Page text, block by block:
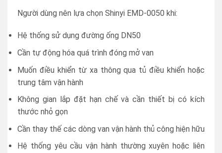
Người dùng nên lựa chọn Shinyi EMD-0050 khi:
Hệ thống sử dụng đường ống DN50
Cần tự động hóa quá trình đóng mở van
Muốn điều khiển từ xa thông qua tủ điều khiển hoặc
trung tâm vận hành
Không gian lắp đặt hạn chế và cần thiết bị có kích
thước nhỏ gọn
Cần thay thế các dòng van vận hành thủ công hiện hữu
Hệ thống yêu cầu vận hành thường xuyên hoặc liên